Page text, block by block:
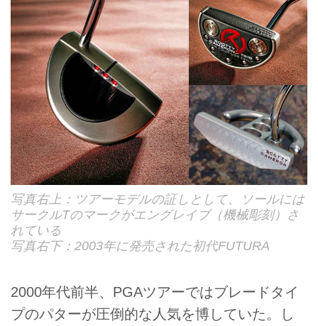
写真右上：ツアーモデルの証しとして、ソールには
サークルTのマークがエングレイブ（機械彫刻）さ
れている
写真右下：2003年に発売された初代FUTURA
2000年代前半、PGAツアーではブレードタイ
プのパターが圧倒的な人気を博していた。し